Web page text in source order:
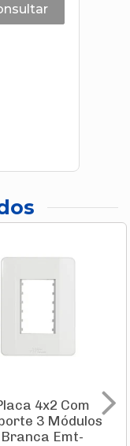
4x2 Com
3 Módulos
Branca Emt-